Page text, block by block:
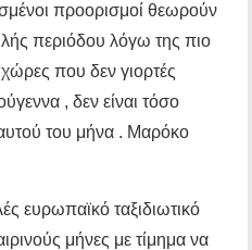
προορισμοί θεωρούν
περιόδου λόγω της πιο
που δεν γιορτές
, δεν είναι τόσο
του μήνα . Μαρόκο
ευρωπαϊκό ταξιδιωτικό
μήνες με τίμημα να